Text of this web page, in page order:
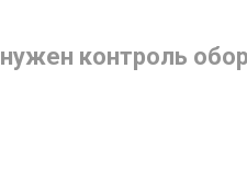
контроль